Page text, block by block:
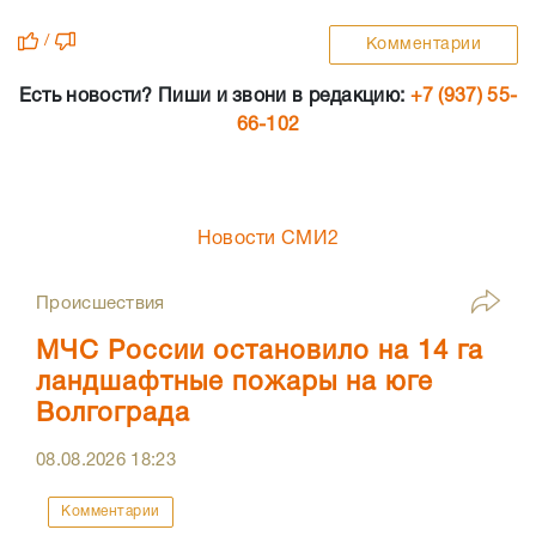
/ Комментарии
Есть новости? Пиши и звони в редакцию: +7 (937) 55-
66-102
Новости СМИ2
Происшествия
МЧС России остановило на 14 га
ландшафтные пожары на юге
Волгограда
08.08.2026 18:23
Комментарии